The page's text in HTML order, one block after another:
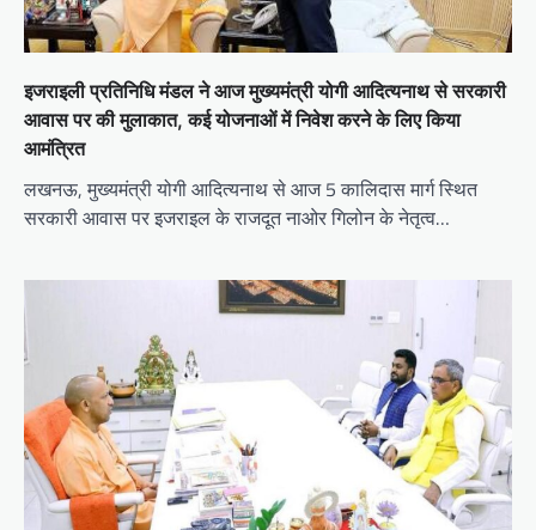
इजराइली प्रतिनिधि मंडल ने आज मुख्‍यमंत्री योगी आद‍ित्‍यनाथ से सरकारी
आवास पर की मुलाकात, कई योजनाओं में न‍िवेश करने के ल‍िए क‍िया
आमंत्र‍ित
लखनऊ, मुख्यमंत्री योगी आदित्यनाथ से आज 5 कालिदास मार्ग स्थित
सरकारी आवास पर इजराइल के राजदूत नाओर गिलोन के नेतृत्व…